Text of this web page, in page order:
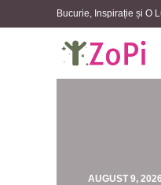
Bucurie, Inspirație și O
AUGUST 9, 2026